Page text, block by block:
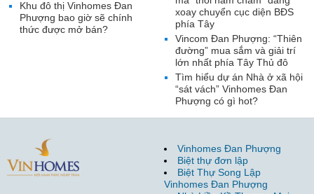
xoay chuyển cục diện BĐS
phía Tây
Vincom Đan Phượng: “Thiên
đường” mua sắm và giải trí
lớn nhất phía Tây Thủ đô
Tìm hiểu dự án Nhà ở xã hội
“sát vách” Vinhomes Đan
Phượng có gì hot?
Khu đô thị Vinhomes Đan
Phượng bao giờ sẽ chính
thức được mở bán?
Vinhomes Đan Phượng
Biệt thự đơn lập
Biệt Thự Song Lập
Vinhomes Đan Phượng